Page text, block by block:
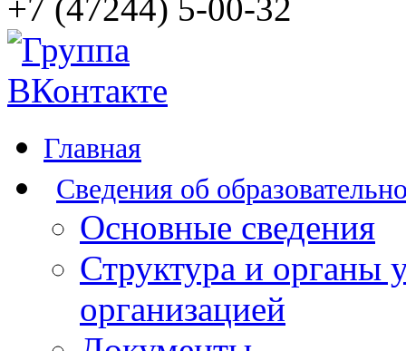
+7 (47244) 5-00-32
Главная
Сведения об
Основные сведения
Структура и органы
организацией